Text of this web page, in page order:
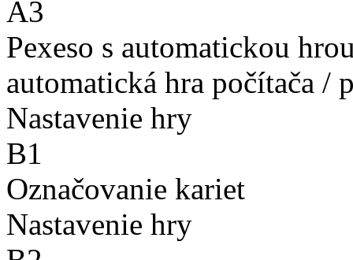
A3
Pexeso s automatickou
automatická hra počítača /
Nastavenie hry
B1
Označovanie kariet
Nastavenie hry